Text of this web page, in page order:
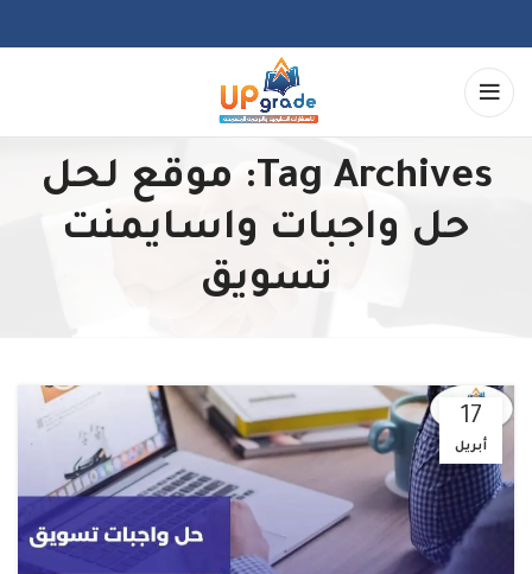
Tag Archives: موقع لحل
حل واجبات واسايمنت
تسويق
17
أبريل